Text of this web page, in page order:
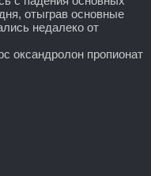
отыграв основные
недалеко от
оксандролон пропионат